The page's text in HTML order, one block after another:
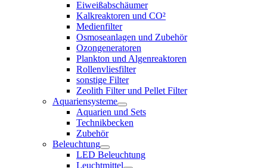
Eiweißabschäumer
Kalkreaktoren und CO²
Medienfilter
Osmoseanlagen und Zubehör
Ozongeneratoren
Plankton und Algenreaktoren
Rollenvliesfilter
sonstige Filter
Zeolith Filter und Pellet Filter
Aquariensysteme
Aquarien und Sets
Technikbecken
Zubehör
Beleuchtung
LED Beleuchtung
Leuchtmittel